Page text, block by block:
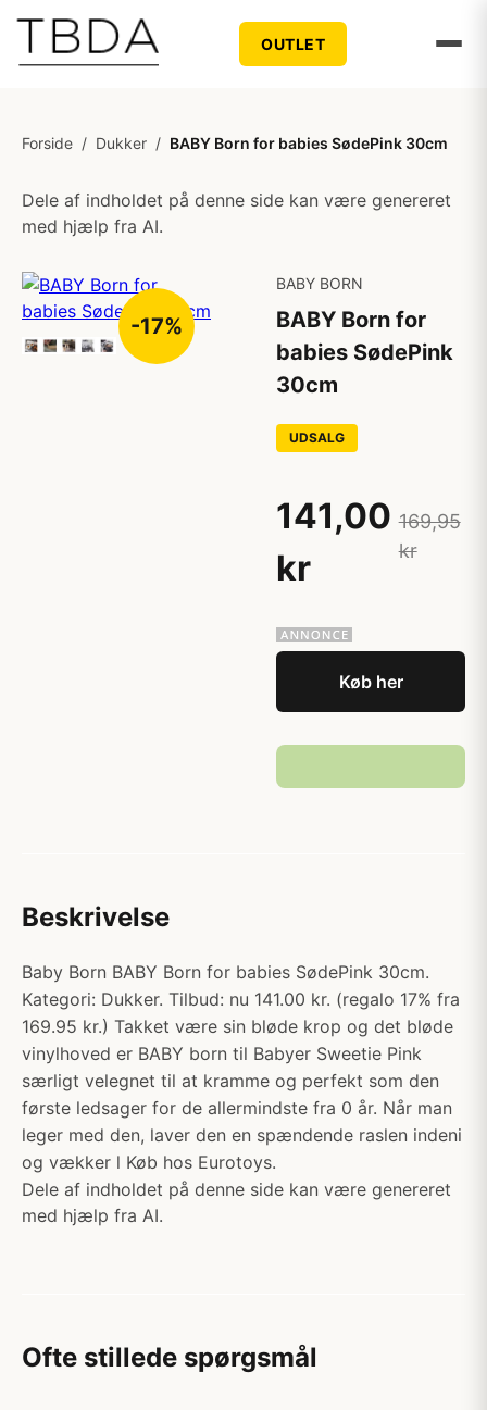
OUTLET
Forside / Dukker / BABY Born for babies SødePink 30cm
Dele af indholdet på denne side kan være genereret
med hjælp fra AI.
-17%
BABY BORN
BABY Born for
babies SødePink
30cm
UDSALG
141,00
kr
169,95
kr
Køb her
Beskrivelse
Baby Born BABY Born for babies SødePink 30cm.
Kategori: Dukker. Tilbud: nu 141.00 kr. (regalo 17% fra
169.95 kr.) Takket være sin bløde krop og det bløde
vinylhoved er BABY born til Babyer Sweetie Pink
særligt velegnet til at kramme og perfekt som den
første ledsager for de allermindste fra 0 år. Når man
leger med den, laver den en spændende raslen indeni
og vækker l Køb hos Eurotoys.
Dele af indholdet på denne side kan være genereret
med hjælp fra AI.
Ofte stillede spørgsmål